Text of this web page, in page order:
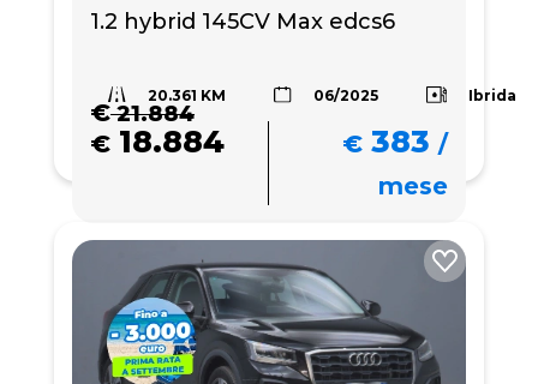
1.2 hybrid 145CV Max edcs6
20.361 KM 06/2025 Ibrida
€21.884
€ 18.884 € 383 /
mese